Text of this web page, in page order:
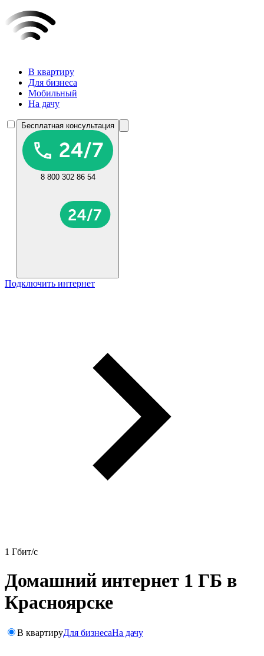
В квартиру
Для бизнеса
Мобильный
На дачу
Бесплатная консультация
8 800 302 86 54
Подключить интернет
1 Гбит/с
Домашний интернет 1 ГБ в
Красноярске
В квартируДля бизнесаНа дачу